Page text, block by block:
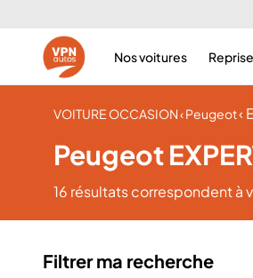
Nos voitures Reprise
VOITURE OCCASION‹ Peugeot‹
Peugeot
16 résultatscorrespondent à
Filtrer ma recherche